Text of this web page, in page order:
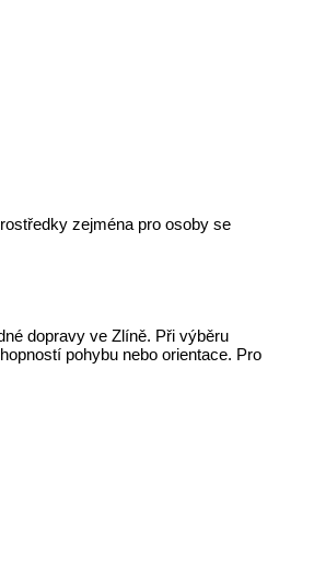
zejména pro osoby se
dopravy ve Zlíně. Při výběru
pohybu nebo orientace. Pro